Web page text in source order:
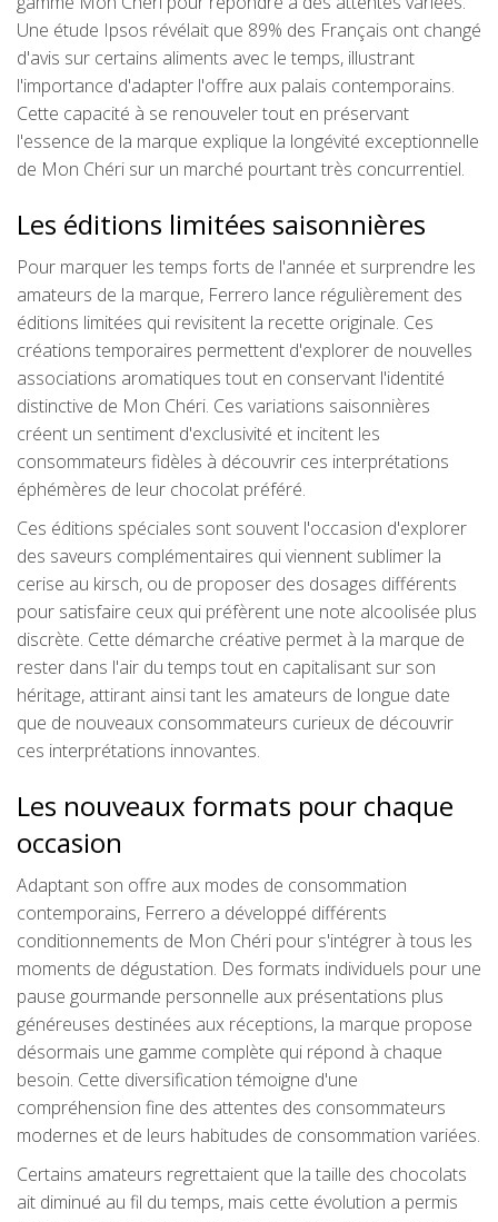
Une étude Ipsos révélait que 89% des Français ont changé
d'avis sur certains aliments avec le temps, illustrant
l'importance d'adapter l'offre aux palais contemporains.
Cette capacité à se renouveler tout en préservant
l'essence de la marque explique la longévité exceptionnelle
de Mon Chéri sur un marché pourtant très concurrentiel.
Les éditions limitées saisonnières
Pour marquer les temps forts de l'année et surprendre les
amateurs de la marque, Ferrero lance régulièrement des
éditions limitées qui revisitent la recette originale. Ces
créations temporaires permettent d'explorer de nouvelles
associations aromatiques tout en conservant l'identité
distinctive de Mon Chéri. Ces variations saisonnières
créent un sentiment d'exclusivité et incitent les
consommateurs fidèles à découvrir ces interprétations
éphémères de leur chocolat préféré.
Ces éditions spéciales sont souvent l'occasion d'explorer
des saveurs complémentaires qui viennent sublimer la
cerise au kirsch, ou de proposer des dosages différents
pour satisfaire ceux qui préfèrent une note alcoolisée plus
discrète. Cette démarche créative permet à la marque de
rester dans l'air du temps tout en capitalisant sur son
héritage, attirant ainsi tant les amateurs de longue date
que de nouveaux consommateurs curieux de découvrir
ces interprétations innovantes.
Les nouveaux formats pour chaque
occasion
Adaptant son offre aux modes de consommation
contemporains, Ferrero a développé différents
conditionnements de Mon Chéri pour s'intégrer à tous les
moments de dégustation. Des formats individuels pour une
pause gourmande personnelle aux présentations plus
généreuses destinées aux réceptions, la marque propose
désormais une gamme complète qui répond à chaque
besoin. Cette diversification témoigne d'une
compréhension fine des attentes des consommateurs
modernes et de leurs habitudes de consommation variées.
Certains amateurs regrettaient que la taille des chocolats
ait diminué au fil du temps, mais cette évolution a permis